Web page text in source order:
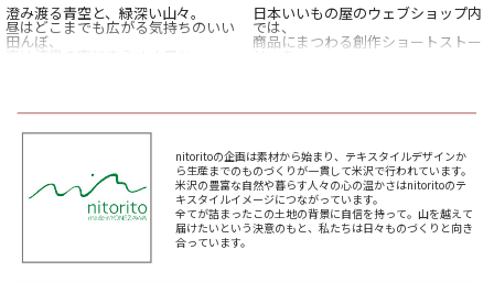
澄み渡る青空と、緑深い山々。
昼はどこまでも広がる気持ちのいい
田んぼ、
夜は漆黒の空にきらめく星と、
テキスタイルブランド・nitorito
（ニトリト）が生み出すのは、
生産拠点である山形県・米沢の、
豊かな自然に囲まれた風景の魅力を
ぎゅっとデザインに落とし込んだ、
目にも華やかなストールたちです。
nitoritoのデザイナー・斎藤さんは
神奈川のご出身。
日本いいもの屋のウェブショップ内
では、
商品にまつわる創作ショートストー
リーを
故郷の母から届いた、
*****
日本いいもの屋公式LINEはじめまし
た。
友達登録で５００円OFFクーポンを
プレゼント！
nitoritoの企画は素材から始まり、テキスタイルデザインか
ら生産までのものづくりが一貫して米沢で行われています。
米沢の豊富な自然や暮らす人々の心の温かさはnitoritoのテ
キスタイルイメージにつながっています。
全てが詰まったこの土地の背景に自信を持って。山を越えて
届けたいという決意のもと、私たちは日々ものづくりと向き
合っています。